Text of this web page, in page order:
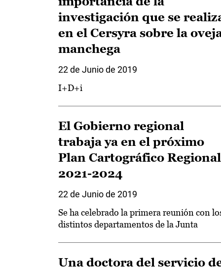
investigación que se
en el Cersyra sobre la
manchega
22 de Junio de 2019
I+D+i
El Gobierno regional
trabaja ya en el próximo
Plan Cartográfico Regional
2021-2024
22 de Junio de 2019
Se ha celebrado la primera reunión con
distintos departamentos de la Junta
Una doctora del servicio